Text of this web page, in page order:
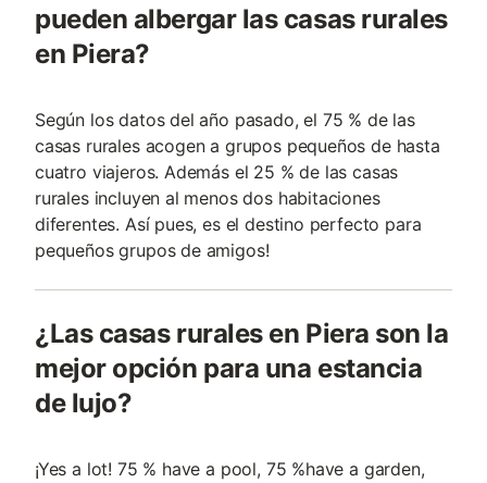
pueden albergar las casas rurales
en Piera?
Según los datos del año pasado, el 75 % de las
casas rurales acogen a grupos pequeños de hasta
cuatro viajeros. Además el 25 % de las casas
rurales incluyen al menos dos habitaciones
diferentes. Así pues, es el destino perfecto para
pequeños grupos de amigos!
¿Las casas rurales en Piera son la
mejor opción para una estancia
de lujo?
¡Yes a lot! 75 % have a pool, 75 %have a garden,